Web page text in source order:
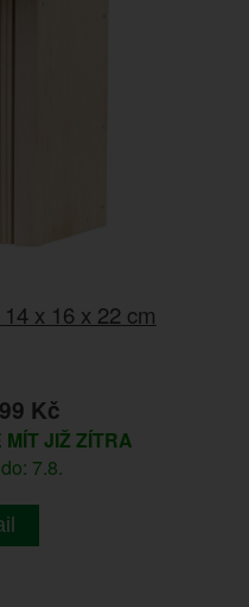
x 16 x 22 cm
Kč
MÍT JIŽ ZÍTRA
7.8.